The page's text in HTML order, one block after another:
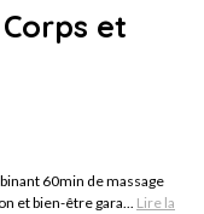
et
60min de massage
et bien-être gara... Lire la